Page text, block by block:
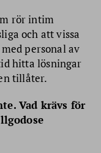
rör intim
och att vissa
personal av
hitta lösningar
tillåter.
Vad krävs för